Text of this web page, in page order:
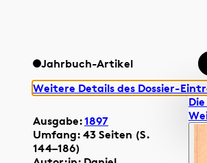
Jahrbuch-Artikel
Weitere Details des Dossier-
Ausgabe:1897
Umfang: 43 Seiten (S.
144–186)